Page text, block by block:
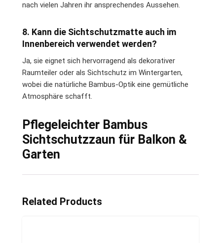
nach vielen Jahren ihr ansprechendes Aussehen.
8. Kann die Sichtschutzmatte auch im
Innenbereich verwendet werden?
Ja, sie eignet sich hervorragend als dekorativer
Raumteiler oder als Sichtschutz im Wintergarten,
wobei die natürliche Bambus-Optik eine gemütliche
Atmosphäre schafft.
Pflegeleichter Bambus
Sichtschutzzaun für Balkon &
Garten
Related Products